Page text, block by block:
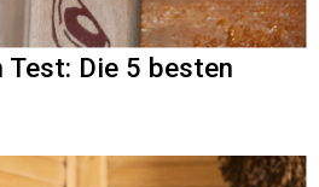
Test: Die 5 besten